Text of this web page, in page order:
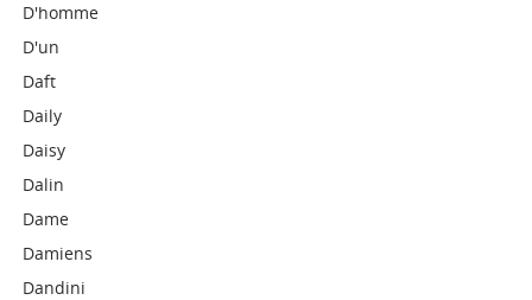
D'homme
D'un
Daft
Daily
Daisy
Dalin
Dame
Damiens
Dandini